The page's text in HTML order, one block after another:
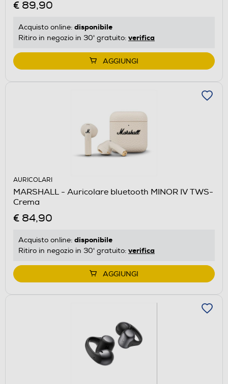
€ 89,90
Acquisto online: disponibile
Ritiro in negozio in 30' gratuito: verifica
AGGIUNGI
AURICOLARI
MARSHALL - Auricolare bluetooth MINOR IV TWS-
Crema
€ 84,90
Acquisto online: disponibile
Ritiro in negozio in 30' gratuito: verifica
AGGIUNGI